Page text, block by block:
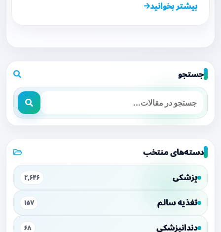
بیشتر بخوانید
جستجو
دسته‌های منتخب
پزشکی ۲,۶۴۶
تغذیه سالم ۱۵۷
دندانپزشکی ۶۸